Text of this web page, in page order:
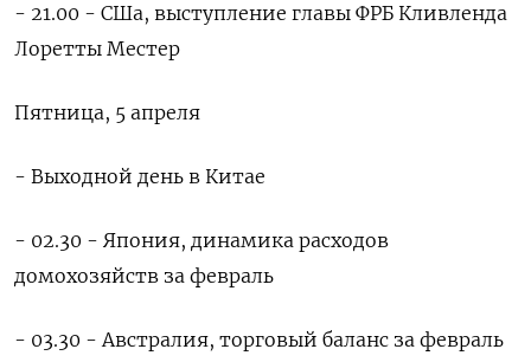
- 21.00 - СШа, выступление главы ФРБ Кливленда
Лоретты Местер
Пятница, 5 апреля
- Выходной день в Китае
- 02.30 - Япония, динамика расходов
домохозяйств за февраль
- 03.30 - Австралия, торговый баланс за февраль